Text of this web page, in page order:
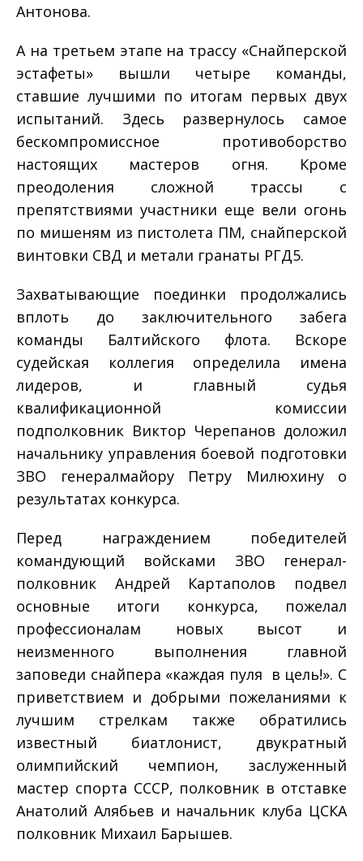
Антонова.
А на третьем этапе на трассу «Снайперской
эстафеты» вышли четыре команды,
ставшие лучшими по итогам первых двух
испытаний. Здесь развернулось самое
бескомпромиссное противоборство
настоящих мастеров огня. Кроме
преодоления сложной трассы с
препятствиями участники еще вели огонь
по мишеням из пистолета ПМ, снайперской
винтовки СВД и метали гранаты РГД­5.
Захватывающие поединки продолжались
вплоть до заключительного забега
команды Балтийского флота. Вскоре
судейская коллегия определила имена
лидеров, и главный судья
квалификационной комиссии
подполковник Виктор Черепанов доложил
начальнику управления боевой подготовки
ЗВО генерал­майору Петру Милюхину о
результатах конкурса.
Перед награждением победителей
командующий войсками ЗВО генерал­
полковник Андрей Картаполов подвел
основные итоги конкурса, пожелал
профессионалам новых высот и
неизменного выполнения главной
заповеди снайпера «каждая пуля ­ в цель!». С
приветствием и добрыми пожеланиями к
лучшим стрелкам также обратились
известный биатлонист, двукратный
олимпийский чемпион, заслуженный
мастер спорта СССР, полковник в отставке
Анатолий Алябьев и начальник клуба ЦСКА
полковник Михаил Барышев.